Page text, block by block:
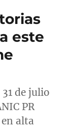
este
de julio
PR
alta